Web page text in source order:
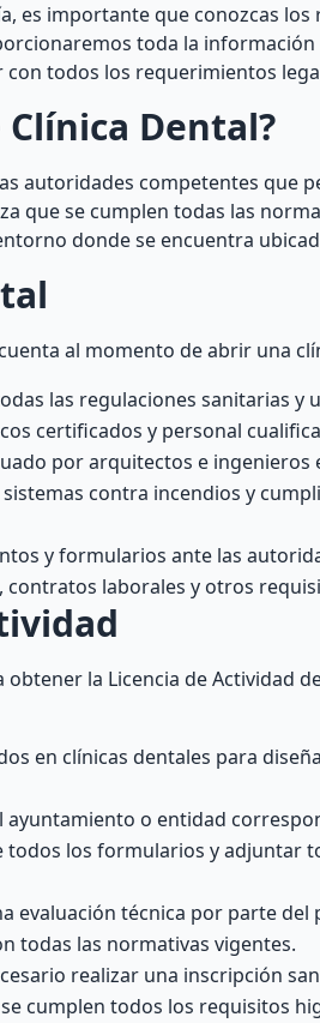
es importante que conozcas los
toda la información
todos los requerimientos
Dental?
autoridades competentes que
que se cumplen todas las
donde se encuentra
al momento de abrir una
las regulaciones sanitarias y
certificados y personal
por arquitectos e ingenieros
contra incendios y
y formularios ante las
laborales y otros
la Licencia de Actividad
en clínicas dentales para
o entidad
los formularios y adjuntar
evaluación técnica por parte del
todas las normativas vigentes.
realizar una inscripción
cumplen todos los requisitos